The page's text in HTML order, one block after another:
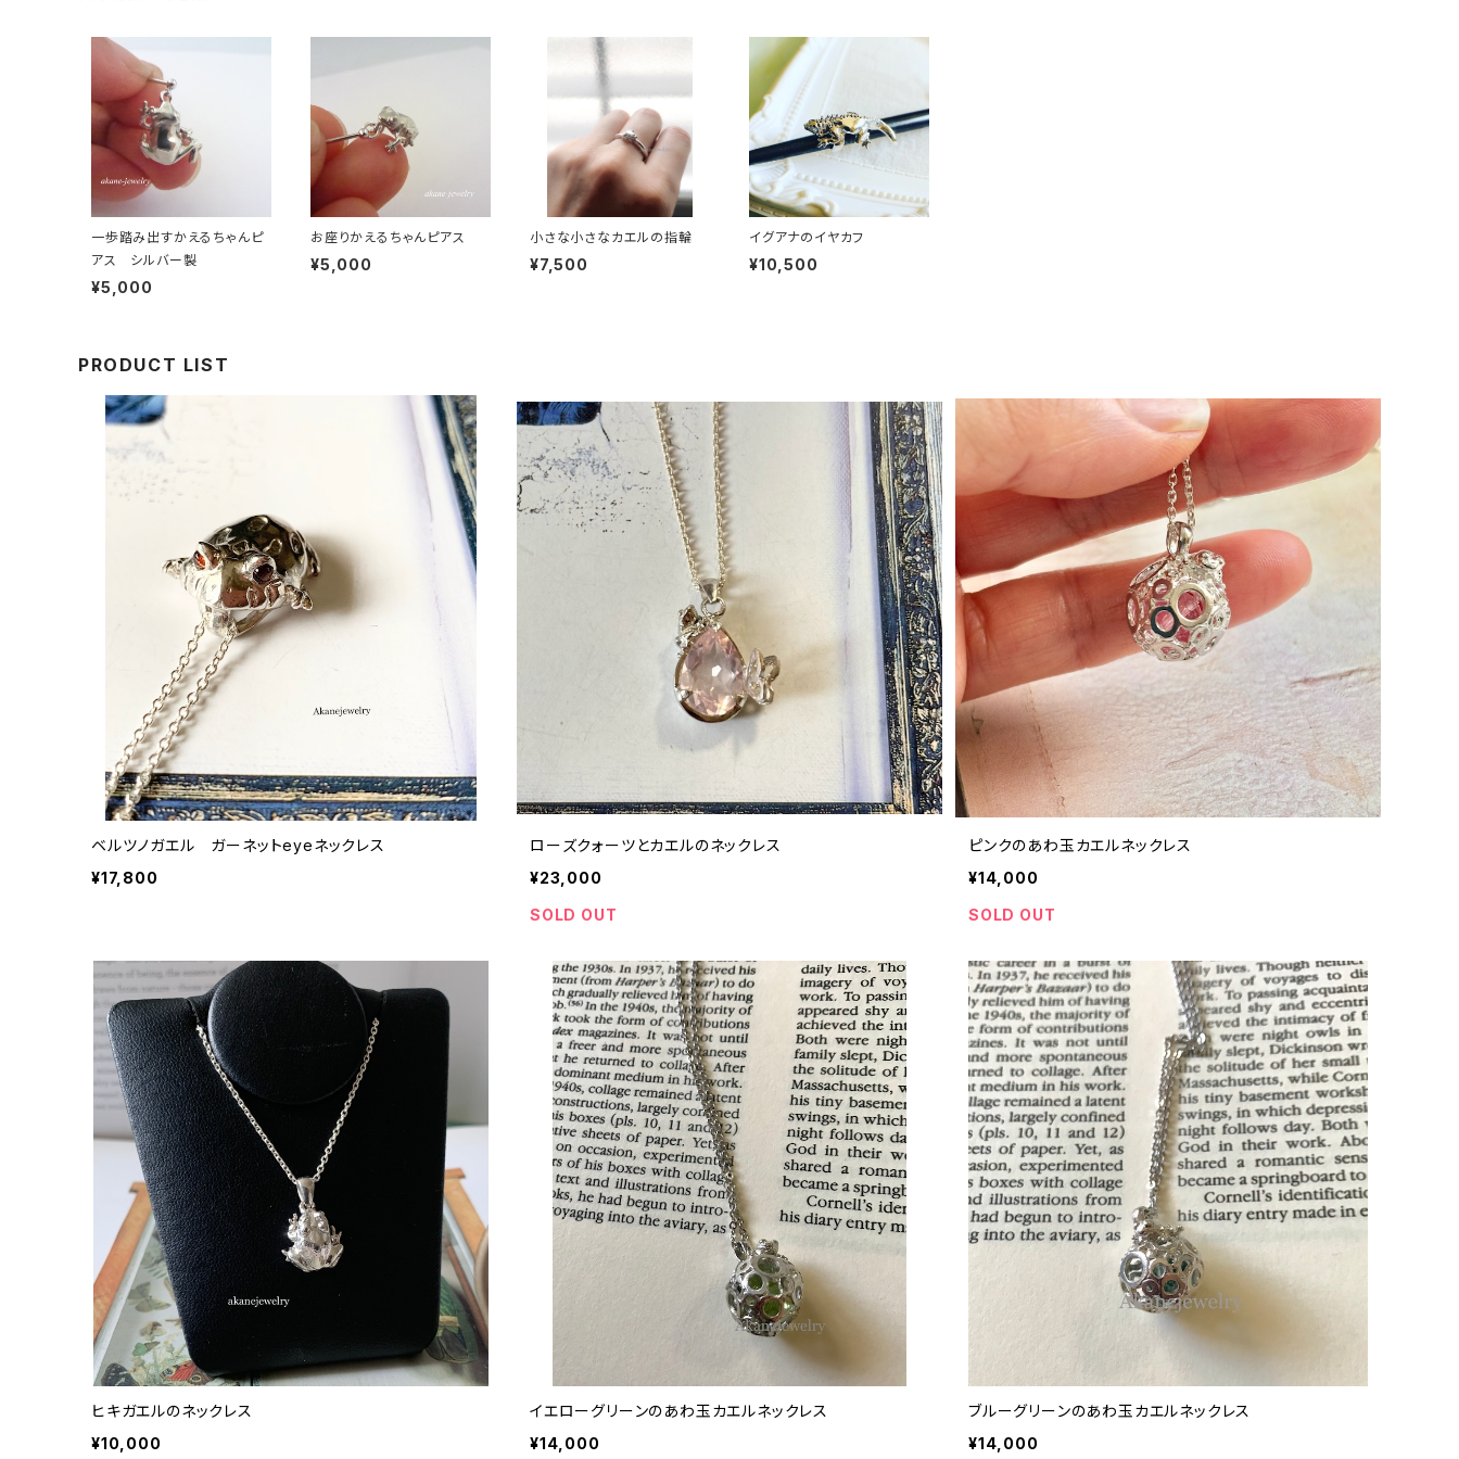
一歩踏み出すかえるちゃんピ
アス シルバー製
¥5,000
お座りかえるちゃんピアス
¥5,000
小さな小さなカエルの指輪
¥7,500
イグアナのイヤカフ
¥10,500
PRODUCT LIST
ベルツノガエル ガーネットeyeネックレス
¥17,800
ローズクォーツとカエルのネックレス
¥23,000
SOLD OUT
ピンクのあわ玉カエルネックレス
¥14,000
SOLD OUT
ヒキガエルのネックレス
¥10,000
イエローグリーンのあわ玉カエルネックレス
¥14,000
ブルーグリーンのあわ玉カエルネックレス
¥14,000